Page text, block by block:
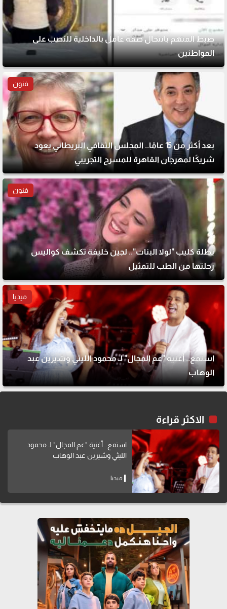
ضبط المتهم بانتحال صفة عامل بالداخلية للنصب على
المواطنين
فنون
بعد أكثر من 15 عامًا.. المجلس الثقافي البريطاني يعود
شريكًا لمهرجان القاهرة للمسرح التجريبي
فنون
بطلة كليب "لولا البنات".. لجين خليفة تكشف كواليس
رحلتها من الطب للتمثيل
ميديا
استمع.. أغنية "عم المجال" لـ محمود الليثي وشيرين عبد
الوهاب
الاكثر قراءة
استمع.. أغنية "عم المجال" لـ محمود
الليثي وشيرين عبد الوهاب
ميديا